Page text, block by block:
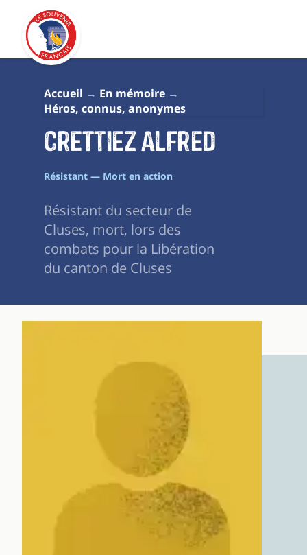
Accueil
En mémoire
Héros, connus, anonymes
Crettiez Alfred
Résistant — Mort en action
Résistant du secteur de
Cluses, mort, lors des
combats pour la Libération
du canton de Cluses